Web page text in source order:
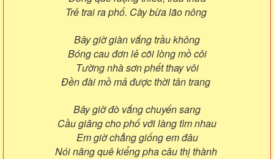
Trẻ trai ra phố. Cày bừa lão nông
Bây giờ giàn vắng trầu không
Bóng cau đơn lẻ cõi lòng mồ côi
Tường nhà sơn phết thay vôi
Đền đài mồ mả được thời tân trang
Bây giờ đò vắng chuyến sang
Cầu giăng cho phố với làng tìm nhau
Em giờ chẳng giống em đâu
Nói năng quê kiểng pha câu thị thành